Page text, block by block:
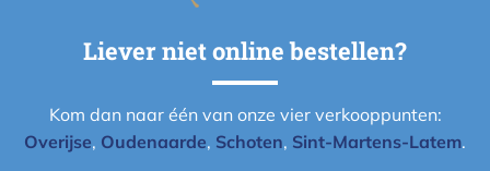
Liever niet online bestellen?
Kom dan naar één van onze vier verkooppunten:
Overijse, Oudenaarde, Schoten, Sint-Martens-Latem.